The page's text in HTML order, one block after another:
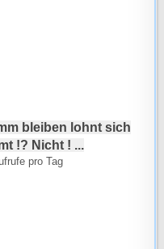
bleiben lohnt sich
!? Nicht ! ...
pro Tag